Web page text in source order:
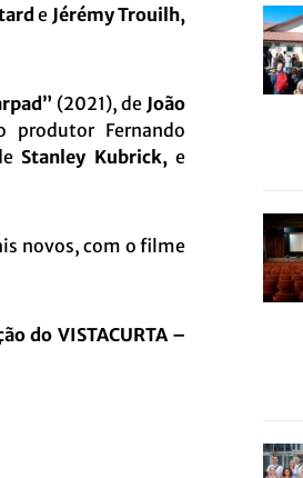
e Jérémy Trouilh,
(2021), de João
Fernando
Stanley Kubrick, e
novos, com o filme
do VISTACURTA –